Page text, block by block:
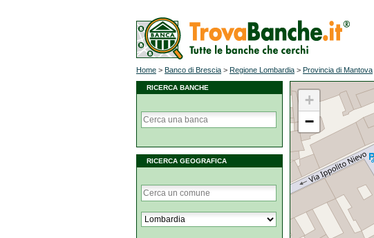
Home > Banco di Brescia > Regione Lombardia > Provincia di Mantova
RICERCA BANCHE
RICERCA GEOGRAFICA
+
−